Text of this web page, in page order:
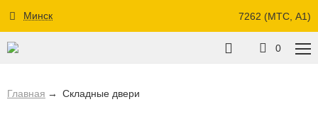
Минск 7262 (МТС, A1)
0
Главная Складные двери